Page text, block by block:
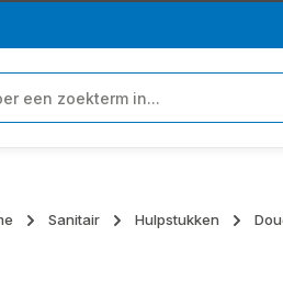
Sanitair Hulpstukken